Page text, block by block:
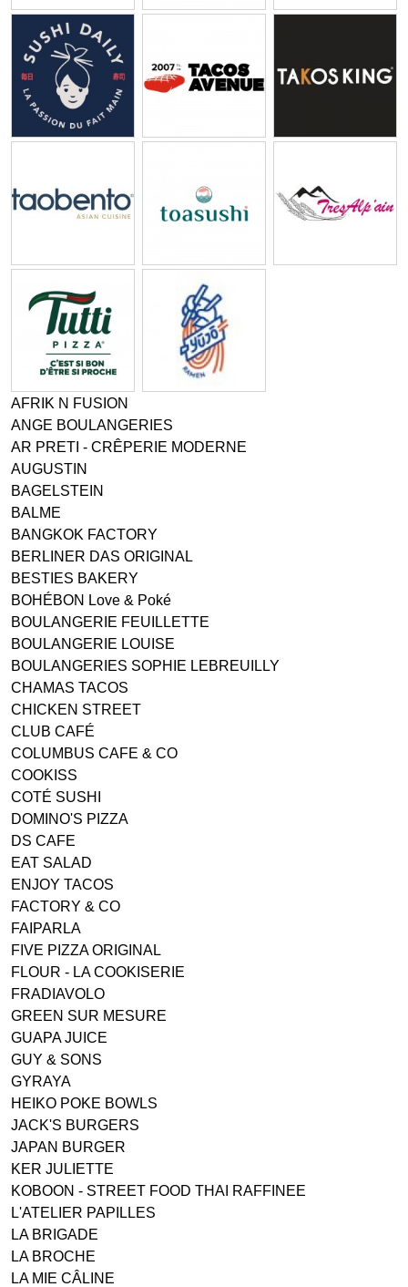
AFRIK N FUSION
ANGE BOULANGERIES
AR PRETI - CRÊPERIE MODERNE
AUGUSTIN
BAGELSTEIN
BALME
BANGKOK FACTORY
BERLINER DAS ORIGINAL
BESTIES BAKERY
BOHÉBON Love & Poké
BOULANGERIE FEUILLETTE
BOULANGERIE LOUISE
BOULANGERIES SOPHIE LEBREUILLY
CHAMAS TACOS
CHICKEN STREET
CLUB CAFÉ
COLUMBUS CAFE & CO
COOKISS
COTÉ SUSHI
DOMINO'S PIZZA
DS CAFE
EAT SALAD
ENJOY TACOS
FACTORY & CO
FAIPARLA
FIVE PIZZA ORIGINAL
FLOUR - LA COOKISERIE
FRADIAVOLO
GREEN SUR MESURE
GUAPA JUICE
GUY & SONS
GYRAYA
HEIKO POKE BOWLS
JACK'S BURGERS
JAPAN BURGER
KER JULIETTE
KOBOON - STREET FOOD THAI RAFFINEE
L'ATELIER PAPILLES
LA BRIGADE
LA BROCHE
LA MIE CÂLINE